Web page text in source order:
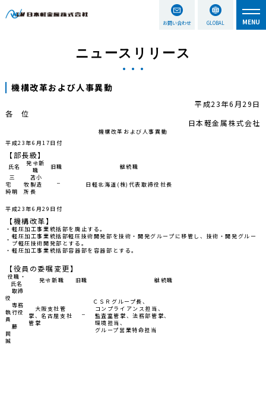
お問い合わせ GLOBAL
ニュースリリース
機構改革および人事異動
平成23年6月29日
各 位
日本軽金属株式会社
機構改革および人事異動
平成23年6月17日付
【部長級】
氏名
発令新
職
旧職
継続職
三
宅
純明
苫小
牧製造
所長
－ 日軽北海道(株)代表取締役社長
平成23年6月29日付
【機構改革】
・ 軽圧加工事業統括部を廃止する。
・ 軽圧加工事業統括部軽圧技術開発部を技術・開発グループに移管し、技術・開発グルー
プ軽圧技術開発部とする。
・ 軽圧加工事業統括部容器部を容器部とする。
【役員の委嘱変更】
役職・
氏名
発令新職 旧職
継続職
取締
役
専務
執行役
員
藤
岡
誠
大阪支社管
掌、名古屋支社
管掌
－
ＣＳＲグループ長、
コンプライアンス担当、
監査室管掌、法務部管掌、
環境担当、
グループ営業特命担当